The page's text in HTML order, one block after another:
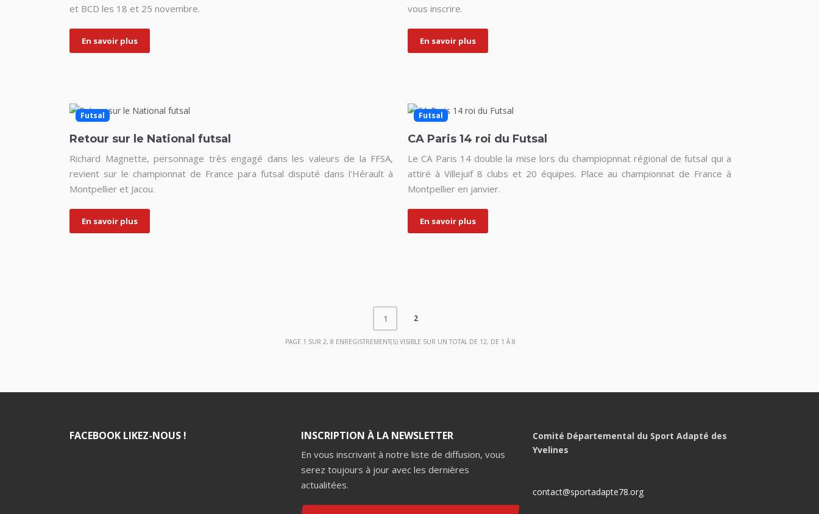
et BCD les 18 et 25 novembre.
En savoir plus
vous inscrire.
En savoir plus
Futsal
Retour sur le National futsal
Richard Magnette, personnage très engagé dans les valeurs de la FFSA,
revient sur le championnat de France para futsal disputé dans l'Hérault à
Montpellier et Jacou.
En savoir plus
Futsal
CA Paris 14 roi du Futsal
Le CA Paris 14 double la mise lors du champiopnnat régional de futsal qui a
attiré à Villejuif 8 clubs et 20 équipes. Place au championnat de France à
Montpellier en janvier.
En savoir plus
1 2
PAGE 1 SUR 2, 8 ENREGISTREMENT(S) VISIBLE SUR UN TOTAL DE 12, DE 1 À 8
FACEBOOK LIKEZ-NOUS ! INSCRIPTION À LA NEWSLETTER
En vous inscrivant à notre liste de diffusion, vous
serez toujours à jour avec les dernières
actualitées.
Comité Départemental du Sport Adapté des
Yvelines
contact@sportadapte78.org